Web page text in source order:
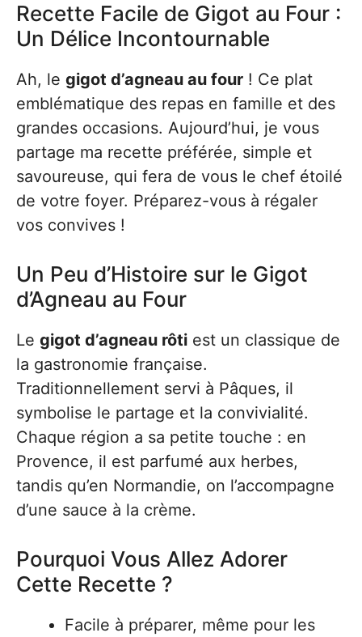
Recette Facile de Gigot au Four :
Un Délice Incontournable
Ah, le gigot d’agneau au four ! Ce plat
emblématique des repas en famille et des
grandes occasions. Aujourd’hui, je vous
partage ma recette préférée, simple et
savoureuse, qui fera de vous le chef étoilé
de votre foyer. Préparez-vous à régaler
vos convives !
Un Peu d’Histoire sur le Gigot
d’Agneau au Four
Le gigot d’agneau rôti est un classique de
la gastronomie française.
Traditionnellement servi à Pâques, il
symbolise le partage et la convivialité.
Chaque région a sa petite touche : en
Provence, il est parfumé aux herbes,
tandis qu’en Normandie, on l’accompagne
d’une sauce à la crème.
Pourquoi Vous Allez Adorer
Cette Recette ?
Facile à préparer, même pour les